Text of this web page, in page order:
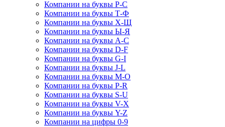
Компании на буквы Р-С
Компании на буквы Т-Ф
Компании на буквы Х-Щ
Компании на буквы Ы-Я
Компании на буквы A-C
Компании на буквы D-F
Компании на буквы G-I
Компании на буквы J-L
Компании на буквы M-O
Компании на буквы P-R
Компании на буквы S-U
Компании на буквы V-X
Компании на буквы Y-Z
Компании на цифры 0-9